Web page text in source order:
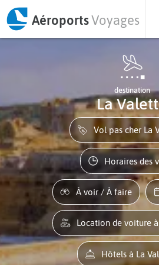
AéroportsVoyages
destination
La
Vol pas cher La
Horaires des
À voir / À faire
Location de voiture
Hôtels à La